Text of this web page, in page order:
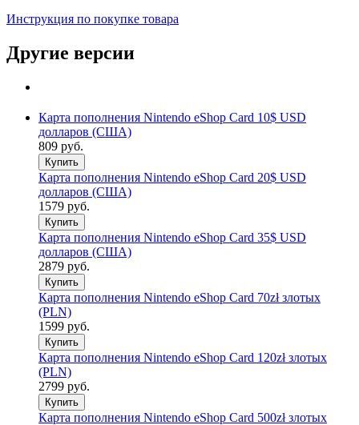
Инструкция по покупке товара
Другие версии
Карта пополнения Nintendo eShop Card 10$ USD
долларов (США)
809 руб.
Купить
Карта пополнения Nintendo eShop Card 20$ USD
долларов (США)
1579 руб.
Купить
Карта пополнения Nintendo eShop Card 35$ USD
долларов (США)
2879 руб.
Купить
Карта пополнения Nintendo eShop Card 70zł злотых
(PLN)
1599 руб.
Купить
Карта пополнения Nintendo eShop Card 120zł злотых
(PLN)
2799 руб.
Купить
Карта пополнения Nintendo eShop Card 500zł злотых